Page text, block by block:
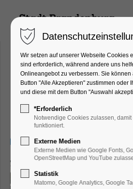
Weg"
Ausstellung, Kinder, Jugend,
Mitmach-Aktion
03.03.2026, 13:00–17:00
Wir setzen auf unserer Webseite Cookies
sind erforderlich, während andere uns
Onlineangebot zu verbessern. Sie
Button "Alle Akzeptieren" zustimmen oder
und diese mit dem Button "Auswahl
*Erforderlich
Notwendige Cookies zulassen,
funktioniert.
Externe Medien
Externe Medien wie Google Fonts,
OpenStreetMap und YouTube
Statistik
Matomo, Google Analytics, Google